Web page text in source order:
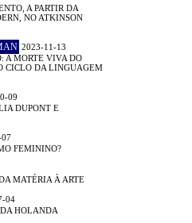
A PARTIR DA
NO ATKINSON
2023-11-13
A MORTE VIVA DO
CICLO DA LINGUAGEM
09
DUPONT E
07
FEMININO?
MATÉRIA À ARTE
04
HOLANDA